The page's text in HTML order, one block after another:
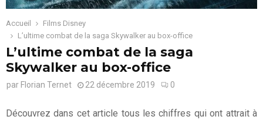
Accueil
Films Disney
L’ultime combat de la saga Skywalker au box-office
L’ultime combat de la saga
Skywalker au box-office
par Florian Ternet 22 décembre 2019 0
Découvrez dans cet article tous les chiffres qui ont attrait à